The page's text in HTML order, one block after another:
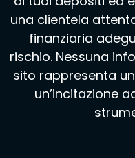
una clientela
finanziaria
rischio. Nessuna
sito rappresenta
un’incitazione